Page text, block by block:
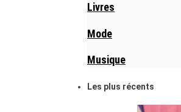
Livres
Mode
Musique
Les plus récents